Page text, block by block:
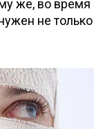
же, во
не